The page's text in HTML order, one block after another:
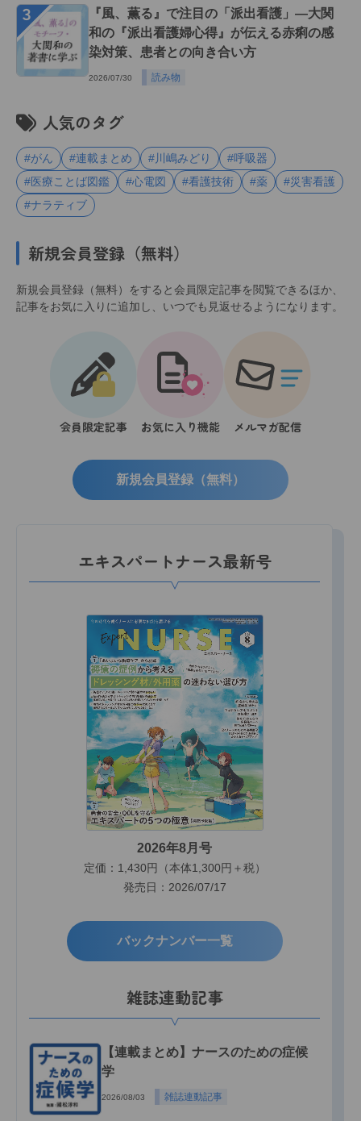
３
『風、薫る』で注目の「派出看護」―大関
和の『派出看護婦心得』が伝える赤痢の感
染対策、患者との向き合い方
2026/07/30 読み物
人気のタグ
#がん #連載まとめ #川嶋みどり
#呼吸器
#医療ことば図鑑
#心電図 #看護技術 #薬
#災害看護
#ナラティブ
新規会員登録（無料）
新規会員登録（無料）をすると会員限定記事を閲覧できるほか、
記事をお気に入りに追加し、いつでも見返せるようになります。
会員限定記事 お気に入り機能 メルマガ配信
新規会員登録（無料）
エキスパートナース最新号
2026年8月号
定価：1,430円（本体1,300円＋税）
発売日：2026/07/17
バックナンバー一覧
雑誌連動記事
【連載まとめ】ナースのための症候
学
2026/08/03 雑誌連動記事